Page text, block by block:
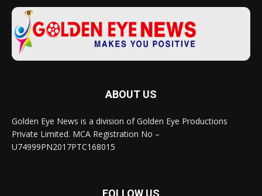
ABOUT US
Golden Eye News is a division of Golden Eye Productions
Private Limited. MCA Registration No –
U74999PN2017PTC168015